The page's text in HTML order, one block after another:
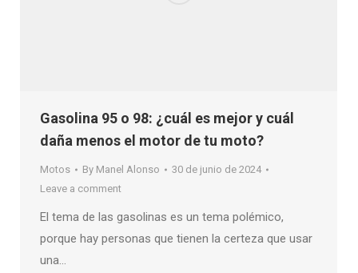
Gasolina 95 o 98: ¿cuál es mejor y cuál
daña menos el motor de tu moto?
Motos By Manel Alonso
30 de junio de 2024
Leave a comment
El tema de las gasolinas es un tema polémico,
porque hay personas que tienen la certeza que usar
una…